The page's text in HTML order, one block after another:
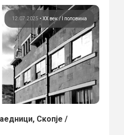
12.07.2025 • ХХ век / I половина
Скопје /